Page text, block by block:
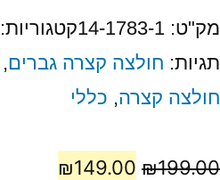
מק"ט: 14-1783-1קטגוריות:
תגיות: חולצה קצרה גברים,
חולצה קצרה, כללי
₪199.00
₪149.00